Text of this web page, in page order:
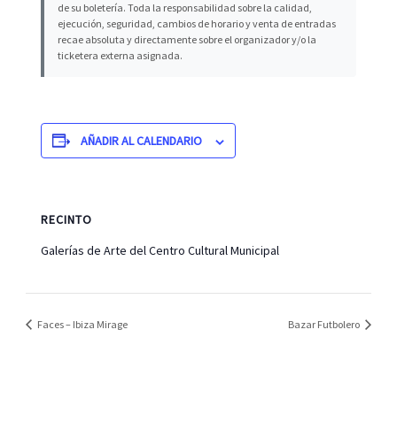
de su boletería. Toda la responsabilidad sobre la calidad,
ejecución, seguridad, cambios de horario y venta de entradas
recae absoluta y directamente sobre el organizador y/o la
ticketera externa asignada.
AÑADIR AL CALENDARIO
RECINTO
Galerías de Arte del Centro Cultural Municipal
Faces – Ibiza Mirage Bazar Futbolero